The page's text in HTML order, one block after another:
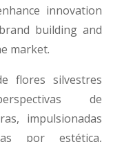
innovation
building and
market.
flores silvestres
de
impulsionadas
por estética,